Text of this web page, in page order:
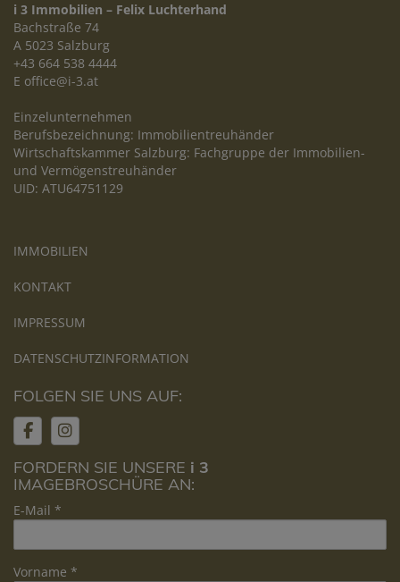
i 3 Immobilien – Felix Luchterhand
Bachstraße 74
A 5023 Salzburg
+43 664 538 4444
E office@i-3.at
Einzelunternehmen
Berufsbezeichnung: Immobilientreuhänder
Wirtschaftskammer Salzburg: Fachgruppe der Immobilien-
und Vermögenstreuhänder
UID: ATU64751129
IMMOBILIEN
KONTAKT
IMPRESSUM
DATENSCHUTZINFORMATION
FOLGEN SIE UNS AUF:
FORDERN SIE UNSERE i 3
IMAGEBROSCHÜRE AN:
E-Mail
Vorname